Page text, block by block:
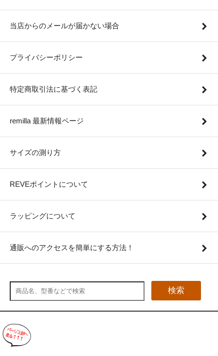
当店からのメールが届かない場合
プライバシーポリシー
特定商取引法に基づく表記
remilla 最新情報ページ
サイズの測り方
REVEポイントについて
ラッピングについて
通販へのアクセスを簡単にする方法！
検索